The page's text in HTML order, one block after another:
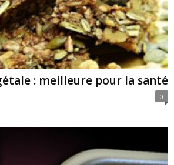
: meilleure pour la santé
0